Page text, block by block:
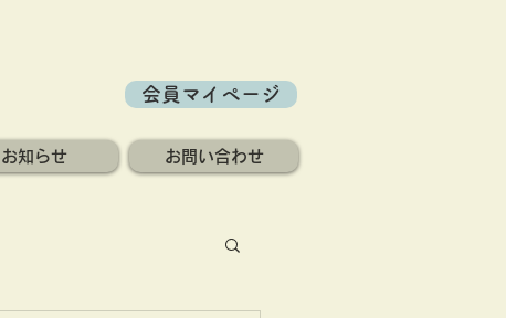
会員マイページ
お知らせ お問い合わせ